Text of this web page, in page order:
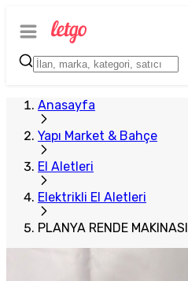
Anasayfa
Yapı Market & Bahçe
El Aletleri
Elektrikli El Aletleri
PLANYA RENDE MAKINASI
Plus Satıcı